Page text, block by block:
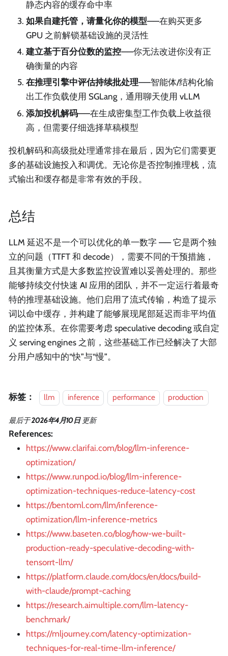
静态内容的缓存命中率
如果自建托管，请量化你的模型——在购买更多
GPU 之前解锁基础设施的灵活性
建立基于百分位数的监控——你无法改进你没有正
确衡量的内容
在推理引擎中评估持续批处理——智能体/结构化输
出工作负载使用 SGLang，通用聊天使用 vLLM
添加投机解码——在生成密集型工作负载上收益很
高，但需要仔细选择草稿模型
投机解码和高级批处理通常排在最后，因为它们需要更
多的基础设施投入和调优。无论你是否控制推理栈，流
式输出和缓存都是非常有效的手段。
总结
LLM 延迟不是一个可以优化的单一数字 —— 它是两个独
立的问题（TTFT 和 decode），需要不同的干预措施，
且其衡量方式是大多数监控设置难以妥善处理的。那些
能够持续交付快速 AI 应用的团队，并不一定运行着最奇
特的推理基础设施。他们启用了流式传输，构造了提示
词以命中缓存，并构建了能够展现尾部延迟而非平均值
的监控体系。在你需要考虑 speculative decoding 或自定
义 serving engines 之前，这些基础工作已经解决了大部
分用户感知中的“快”与“慢”。
标签： llm inference performance production
最后于2026年4月10日 更新
References:
https://www.clarifai.com/blog/llm-inference-
optimization/
https://www.runpod.io/blog/llm-inference-
optimization-techniques-reduce-latency-cost
https://bentoml.com/llm/inference-
optimization/llm-inference-metrics
https://www.baseten.co/blog/how-we-built-
production-ready-speculative-decoding-with-
tensorrt-llm/
https://platform.claude.com/docs/en/docs/build-
with-claude/prompt-caching
https://research.aimultiple.com/llm-latency-
benchmark/
https://mljourney.com/latency-optimization-
techniques-for-real-time-llm-inference/